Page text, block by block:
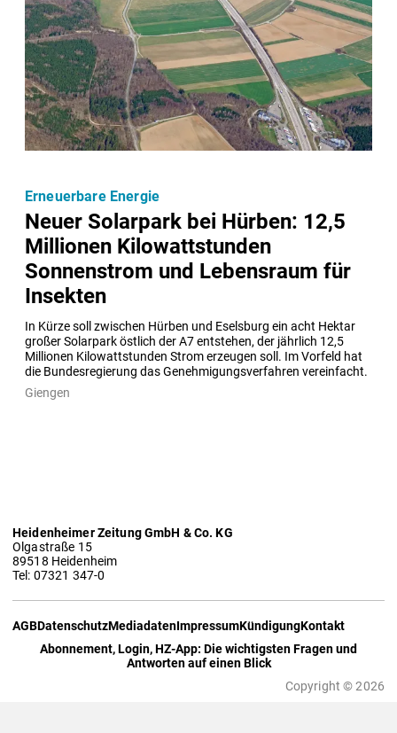
Neuer Solarpark bei Hürben: 12,5
Millionen Kilowattstunden
Sonnenstrom und Lebensraum für
Insekten
In Kürze soll zwischen Hürben und Eselsburg ein acht Hektar
großer Solarpark östlich der A7 entstehen, der jährlich 12,5
Millionen Kilowattstunden Strom erzeugen soll. Im Vorfeld hat
die Bundesregierung das Genehmigungsverfahren vereinfacht.
Erneuerbare Energie
Giengen
Heidenheimer Zeitung GmbH & Co. KG
Olgastraße 15
89518 Heidenheim
Tel: 07321 347-0
AGBDatenschutzMediadatenImpressumKündigungKontakt
Abonnement, Login, HZ-App: Die wichtigsten Fragen und
Antworten auf einen Blick
Copyright © 2026